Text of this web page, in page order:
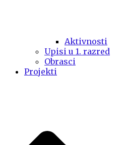
Aktivnosti
Upisi u 1. razred
Obrasci
Projekti